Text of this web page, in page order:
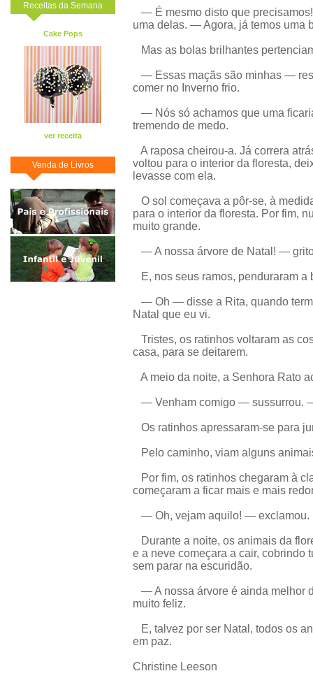
Receitas da Semana
Cake Pops
ver receita
Venda de Livros
— É mesmo disto que
uma delas. — Agora, já temos uma
Mas as bolas brilhantes
— Essas maçãs são minhas —
comer no Inverno frio.
— Nós só achamos que uma
tremendo de medo.
A raposa cheirou-a. Já correra
voltou para o interior da floresta,
levasse com ela.
O sol começava a pôr-se, à
para o interior da floresta. Por fim,
muito grande.
— A nossa árvore de Natal! —
E, nos seus ramos, penduraram a
— Oh — disse a Rita, quando
Natal que eu vi.
Tristes, os ratinhos voltaram as
casa, para se deitarem.
A meio da noite, a Senhora Rato
— Venham comigo — sussurrou.
Os ratinhos apressaram-se para
Pelo caminho, viam alguns
Por fim, os ratinhos chegaram à
começaram a ficar mais e mais
— Oh, vejam aquilo! — exclamou.
Durante a noite, os animais da
e a neve começara a cair, cobrindo
sem parar na escuridão.
— A nossa árvore é ainda melhor
muito feliz.
E, talvez por ser Natal, todos os
em paz.
Christine Leeson